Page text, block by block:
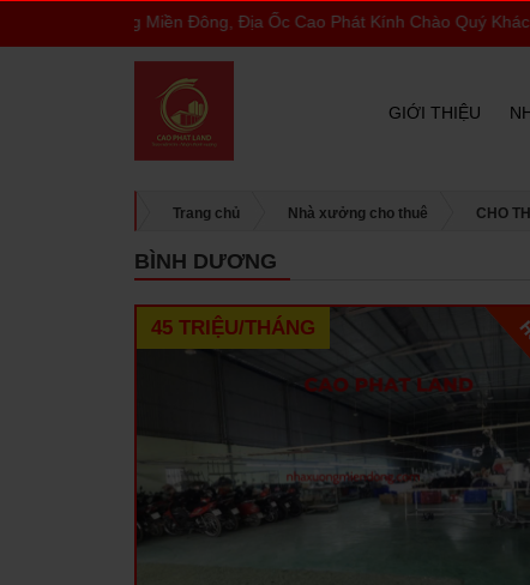
Xưởng Miền Đông, Địa Ốc Cao Phát Kính Chào Quý Khách
GIỚI THIỆU
Trang chủ Nhà xưởng cho thuê CHO
BÌNH DƯƠNG
45 TRIỆU/THÁNG